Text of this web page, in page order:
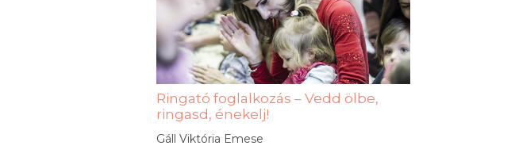
Ringató foglalkozás – Vedd ölbe,
ringasd, énekelj!
Gáll Viktória Emese